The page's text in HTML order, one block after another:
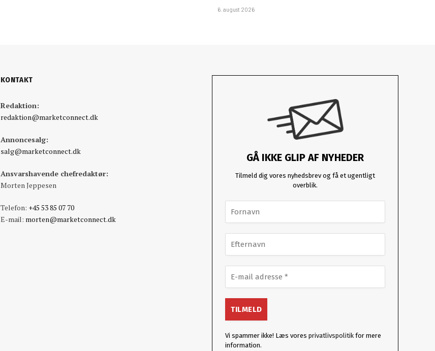
6. august 2026
KONTAKT
Redaktion:
redaktion@marketconnect.dk
Annoncesalg:
salg@marketconnect.dk
Ansvarshavende chefredaktør:
Morten Jeppesen
Telefon: +45 53 85 07 70
E-mail: morten@marketconnect.dk
GÅ IKKE GLIP AF NYHEDER
Tilmeld dig vores nyhedsbrev og få et ugentligt
overblik.
Vi spammer ikke! Læs voresprivatlivspolitik for mere
information.